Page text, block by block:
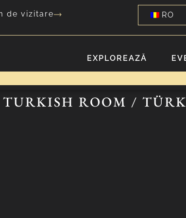
de vizitare RO
EXPLOREAZĂ
ROOM /